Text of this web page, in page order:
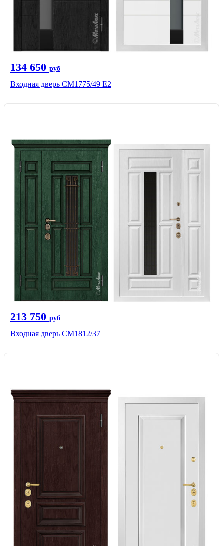
134 650 руб
Входная дверь СМ1775/49 Е2
213 750 руб
Входная дверь СМ1812/37